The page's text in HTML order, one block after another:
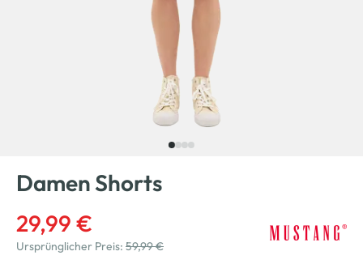
Damen Shorts
29,99 €
Ursprünglicher Preis: 59,99 €